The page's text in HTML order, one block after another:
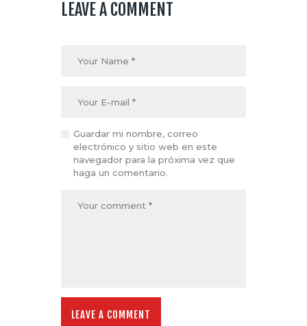
LEAVE A COMMENT
Guardar mi nombre, correo
electrónico y sitio web en este
navegador para la próxima vez que
haga un comentario.